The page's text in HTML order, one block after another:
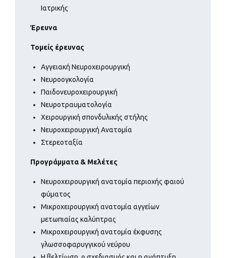
Ιατρικής
Έρευνα
Τομείς έρευνας
Αγγειακή Νευροχειρουργική
Νευροογκολογία
Παιδονευροχειρουργική
Νευροτραυματολογία
Χειρουργική σπονδυλικής στήλης
Νευροχειρουργική Ανατομία
Στερεοταξία
Προγράμματα & Μελέτες
Νευροχειρουργική ανατομία περιοχής φαιού
φύματος
Μικροχειρουργική ανατομία αγγείων
μετωπιαίας καλύπτρας
Μικροχειρουργική ανατομία έκφυσης
γλωσσοφαρυγγικού νεύρου